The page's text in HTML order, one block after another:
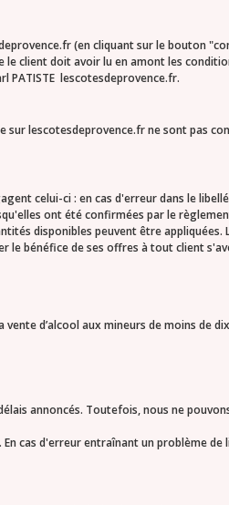
(en cliquant sur le bouton
client doit avoir lu en amont les
PATISTE lescotesdeprovence.fr.
lescotesdeprovence.fr ne sont pas
celui-ci : en cas d'erreur dans le
ont été confirmées par le
disponibles peuvent être
le bénéfice de ses offres à tout client
vente d’alcool aux mineurs de moins de
annoncés. Toutefois, nous ne
cas d'erreur entraînant un problème